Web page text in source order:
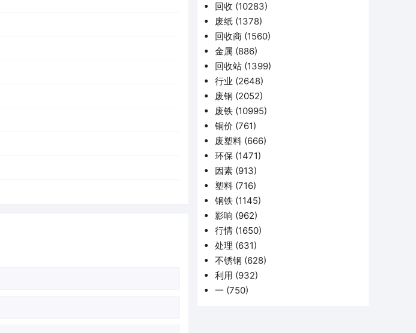
回收 (10283)
废纸 (1378)
回收商 (1560)
金属 (886)
回收站 (1399)
行业 (2648)
废钢 (2052)
废铁 (10995)
铜价 (761)
废塑料 (666)
环保 (1471)
因素 (913)
塑料 (716)
钢铁 (1145)
影响 (962)
行情 (1650)
处理 (631)
不锈钢 (628)
利用 (932)
一 (750)